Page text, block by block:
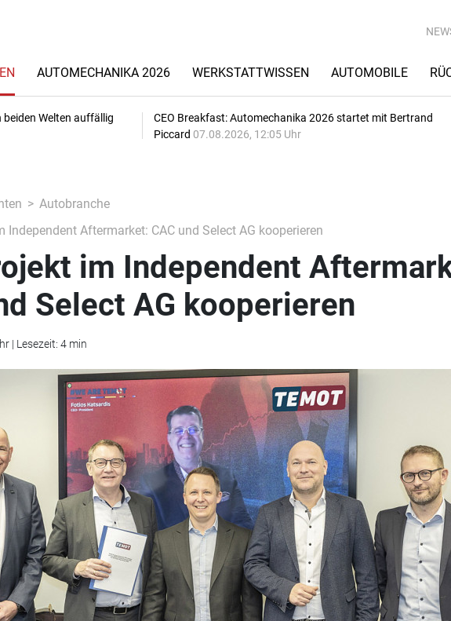
AUTOMECHANIKA 2026 WERKSTATTWISSEN AUTOMOBILE
Welten auffällig
CEO Breakfast: Automechanika 2026 startet mit Bertrand
Piccard 07.08.2026, 12:05 Uhr
Autobranche
Independent Aftermarket: CAC und Select AG kooperieren
im Independent
Select AG kooperieren
| Lesezeit: 4 min